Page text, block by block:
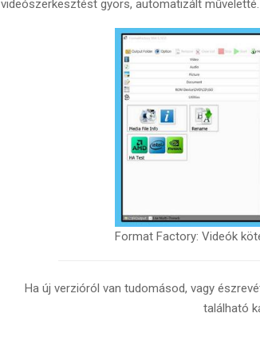
videószerkesztést gyors, automatizált műveletté.
Format Factory: Videók
Ha új verzióról van tudomásod, vagy
található